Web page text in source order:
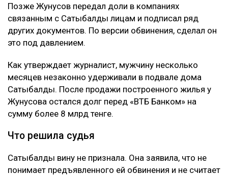
Позже Жунусов передал доли в компаниях
связанным с Сатыбалды лицам и подписал ряд
других документов. По версии обвинения, сделал он
это под давлением.
Как утверждает журналист, мужчину несколько
месяцев незаконно удерживали в подвале дома
Сатыбалды. После продажи построенного жилья у
Жунусова остался долг перед «ВТБ Банком» на
сумму более 8 млрд тенге.
Что решила судья
Сатыбалды вину не признала. Она заявила, что не
понимает предъявленного ей обвинения и не считает